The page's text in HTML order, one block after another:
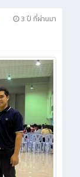
3 ปี ที่ผ่านมา